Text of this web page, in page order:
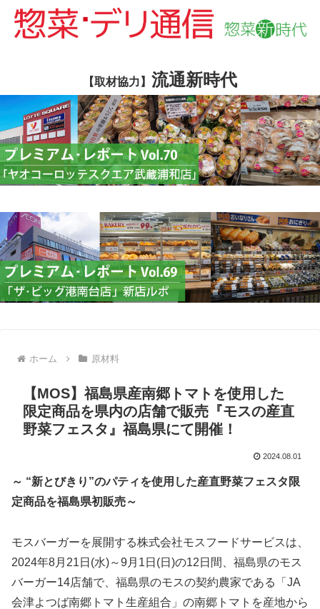
【取材協力】 流通新時代
ホーム 原材料
【MOS】福島県産南郷トマトを使用した
限定商品を県内の店舗で販売『モスの産直
野菜フェスタ』福島県にて開催！
2024.08.01
～ “新とびきり”のパティを使用した産直野菜フェスタ限
定商品を福島県初販売～
モスバーガーを展開する株式会社モスフードサービスは、
2024年8月21日(水)～9月1日(日)の12日間、福島県のモス
バーガー14店舗で、福島県のモスの契約農家である「JA
会津よつば南郷トマト生産組合」の南郷トマトを産地から